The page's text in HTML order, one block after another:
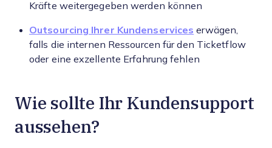
Kräfte weitergegeben werden können
Outsourcing Ihrer Kundenservices erwägen,
falls die internen Ressourcen für den Ticketflow
oder eine exzellente Erfahrung fehlen
Wie sollte Ihr Kundensupport
aussehen?